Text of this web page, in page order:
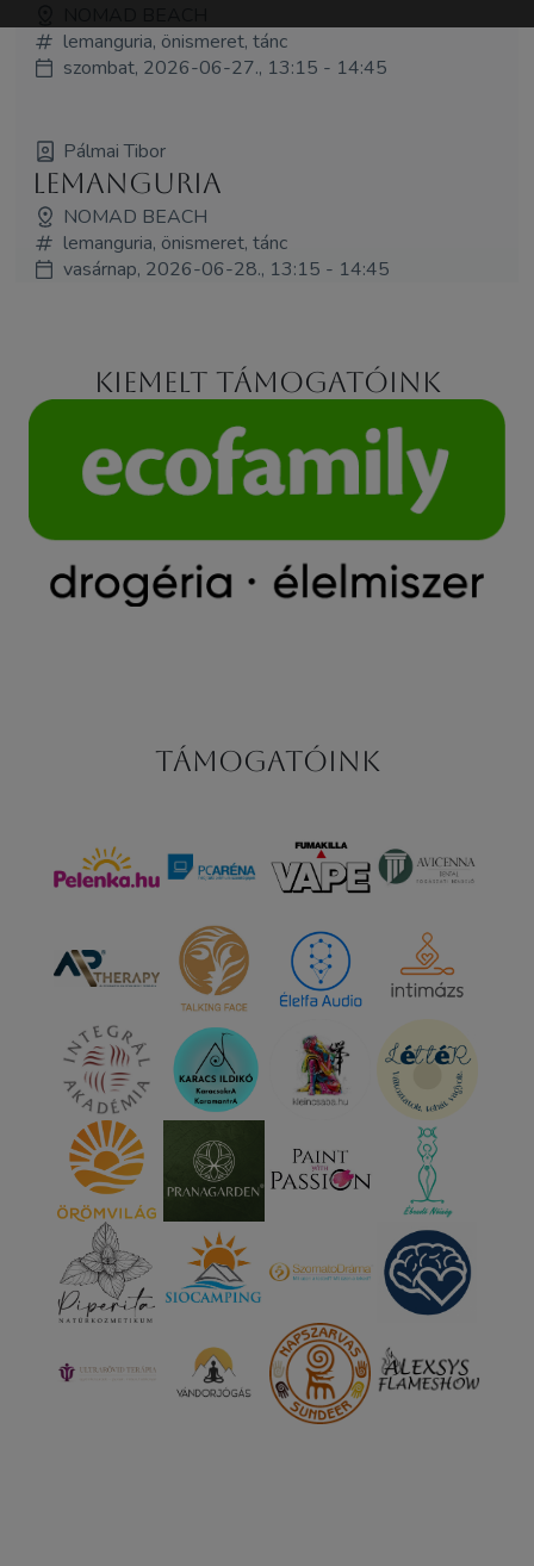
lemanguria, önismeret, tánc
szombat, 2026-06-27., 13:15 - 14:45
Pálmai Tibor
LEMangURIA
NOMAD BEACH
lemanguria, önismeret, tánc
vasárnap, 2026-06-28., 13:15 - 14:45
Kiemelt támogatóink
Támogatóink